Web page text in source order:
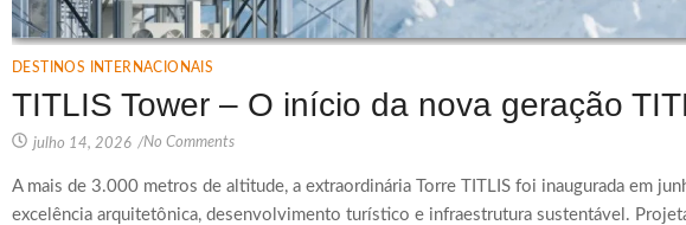
DESTINOS INTERNACIONAIS
TITLIS Tower – O início da nova geração
julho 14, 2026 /No Comments
A mais de 3.000 metros de altitude, a extraordinária Torre TITLIS foi inaugurada em
excelência arquitetônica, desenvolvimento turístico e infraestrutura sustentável.